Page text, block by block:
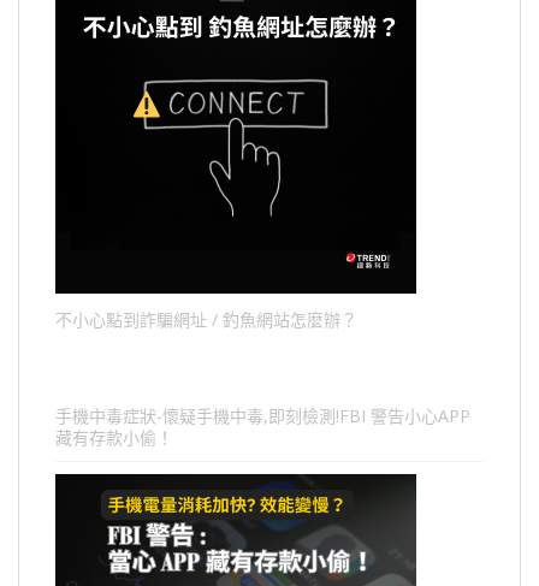
不小心點到詐騙網址 / 釣魚網站怎麼辦？
手機中毒症狀-懷疑手機中毒,即刻檢測!FBI 警告小心APP
藏有存款小偷！